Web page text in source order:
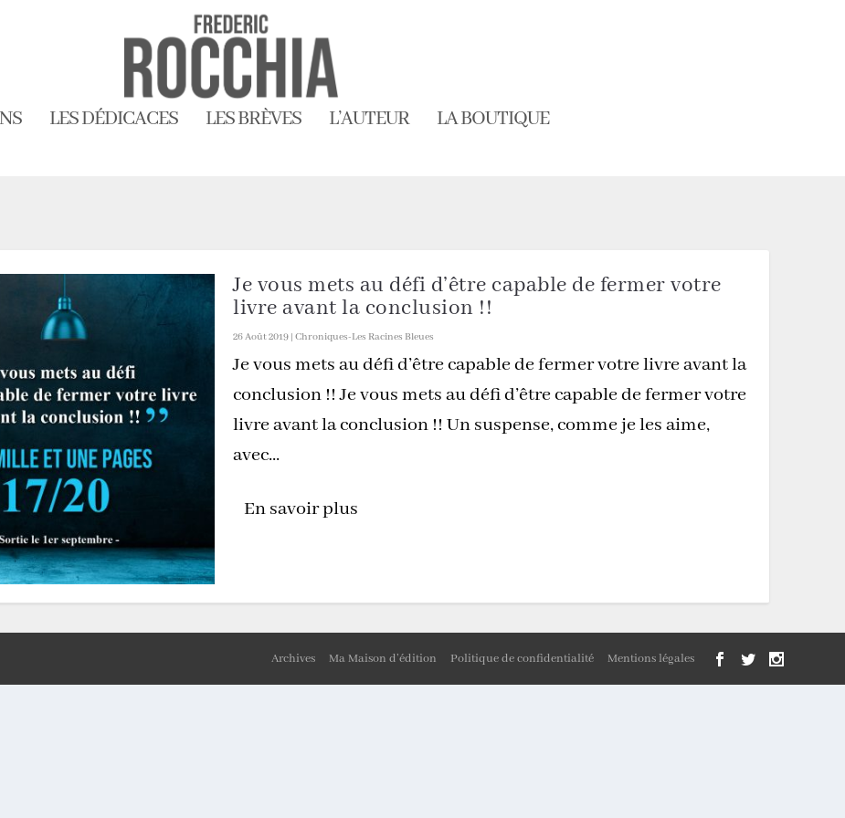
LES DÉDICACES LES BRÈVES L’AUTEUR LA BOUTIQUE
Je vous mets au défi d’être capable de fermer votre
livre avant la conclusion !!
26 Août 2019 | Chroniques-Les Racines Bleues
Je vous mets au défi d’être capable de fermer votre livre avant la
conclusion !! Je vous mets au défi d’être capable de fermer votre
livre avant la conclusion !! Un suspense, comme je les aime,
avec...
En savoir plus
Archives Ma Maison d’édition Politique de confidentialité Mentions légales